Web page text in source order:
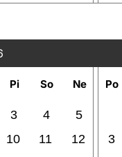
Pi So Ne
3 4
5
10 11
12
Po
3